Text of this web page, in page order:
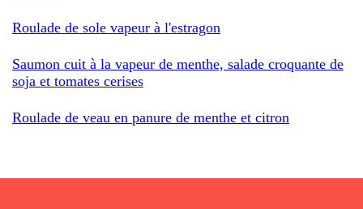
Roulade de sole vapeur à l'estragon
Saumon cuit à la vapeur de menthe, salade croquante de
soja et tomates cerises
Roulade de veau en panure de menthe et citron